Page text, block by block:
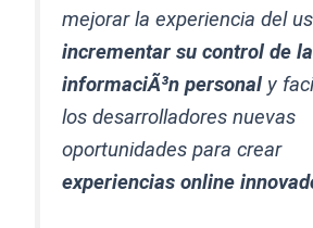
mejorar la experiencia del
incrementar su control de la
informaciÃ³n personal y
los desarrolladores nuevas
oportunidades para crear
experiencias online